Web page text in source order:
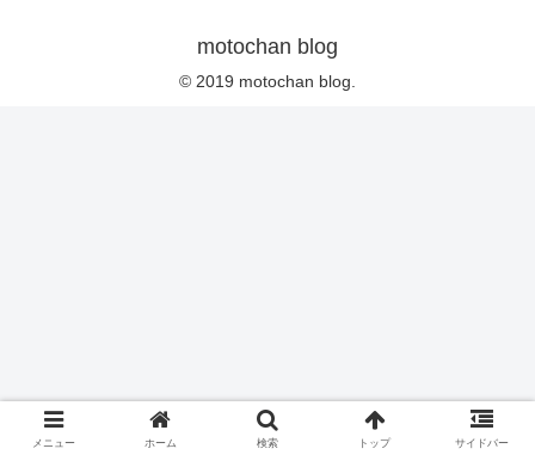
motochan blog
© 2019 motochan blog.
メニュー ホーム 検索 トップ サイドバー